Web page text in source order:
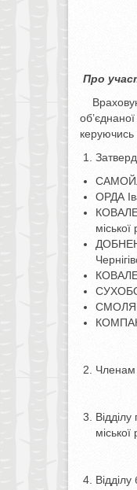
Про
керуючись
ОРДА
СМОЛЯК
Членам
Відділу